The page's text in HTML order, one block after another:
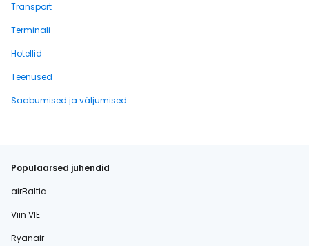
Transport
Terminali
Hotellid
Teenused
Saabumised ja väljumised
Populaarsed juhendid
airBaltic
Viin VIE
Ryanair